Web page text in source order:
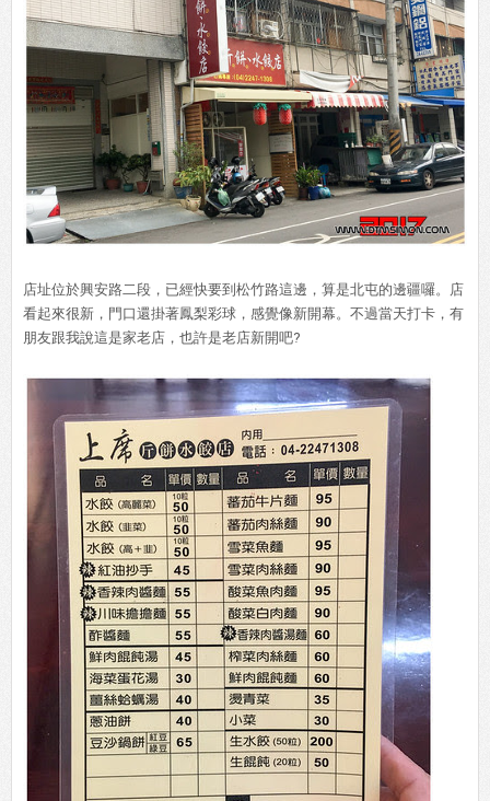
店址位於興安路二段，已經快要到松竹路這邊，算是北屯的邊疆囉。店
看起來很新，門口還掛著鳳梨彩球，感覺像新開幕。不過當天打卡，有
朋友跟我說這是家老店，也許是老店新開吧?